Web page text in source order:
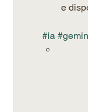
e
#ia